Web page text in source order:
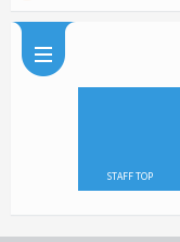
STAFF TOP